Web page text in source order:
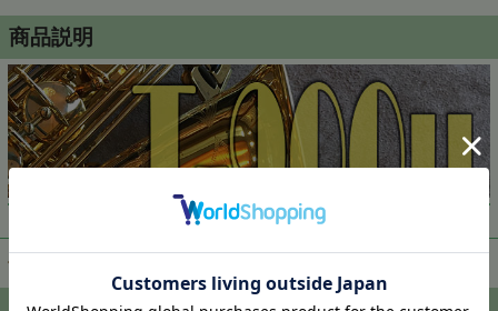
商品説明
▼ 商品説明の続きを見る ▼
価格: